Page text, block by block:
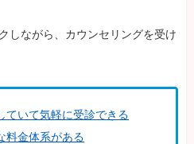
しながら、カウンセリングを受け
ていて気軽に受診できる
料金体系がある